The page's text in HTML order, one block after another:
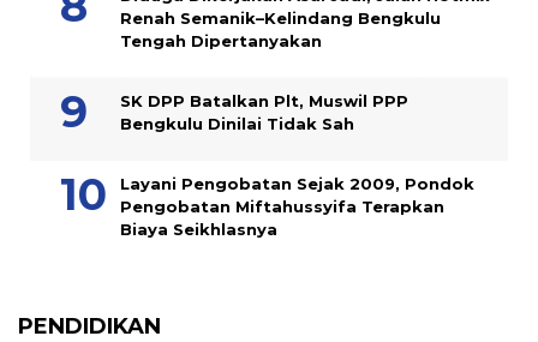
Renah Semanik–Kelindang Bengkulu
Tengah Dipertanyakan
SK DPP Batalkan Plt, Muswil PPP
Bengkulu Dinilai Tidak Sah
Layani Pengobatan Sejak 2009, Pondok
Pengobatan Miftahussyifa Terapkan
Biaya Seikhlasnya
PENDIDIKAN